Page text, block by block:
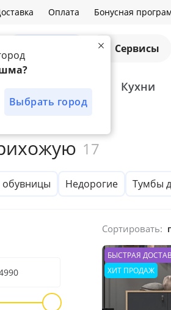
Выбрать город
Оплата Бонусная
Сервисы
Кухни
17
обувницы Недорогие Тумбы
Сортировать:
БЫСТРАЯ
ХИТ ПРОДАЖ